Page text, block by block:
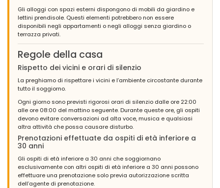
(Testo originale)
El sitio muy acogedor para una pequeña familia, muy tranquilo....
(Tradotto da Google)
Il posto molto accogliente per una piccola famiglia, molto
- 9,1
Famiglie con figli piccoli - Agosto 2013 - Francia :
(Testo originale)
Villa très agréable, spacieuse et l'aménagement est fonctionnel.
(Tradotto da Google)
Villa molto piacevole, spaziosa e gli arredi sono funzionali.
Gli alloggi con spazi esterni dispongono di mobili da giardino e
lettini prendisole. Questi elementi potrebbero non essere
disponibili negli appartamenti o negli alloggi senza giardino o
terrazza privati.
Regole della casa
Rispetto dei vicini e orari di silenzio
La preghiamo di rispettare i vicini e l’ambiente circostante durante
tutto il soggiorno.
Ogni giorno sono previsti rigorosi orari di silenzio dalle ore 22:00
alle ore 08:00 del mattino seguente. Durante queste ore, gli ospiti
devono evitare conversazioni ad alta voce, musica e qualsiasi
altra attività che possa causare disturbo.
Prenotazioni effettuate da ospiti di età inferiore a
30 anni
Gli ospiti di età inferiore a 30 anni che soggiornano
esclusivamente con altri ospiti di età inferiore a 30 anni possono
effettuare una prenotazione solo previa autorizzazione scritta
dell’agente di prenotazione.